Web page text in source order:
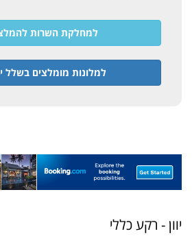
למחלקת השרות
למלונות מומלצים בשלל
יוון - רקע כללי